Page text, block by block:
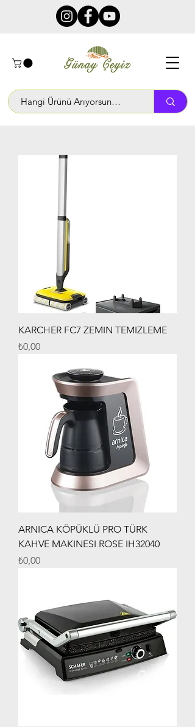
KARCHER FC7 ZEMIN TEMIZLEME
Fiyat
₺0,00
ARNICA KÖPÜKLÜ PRO TÜRK
KAHVE MAKINESI ROSE IH32040
Fiyat
₺0,00